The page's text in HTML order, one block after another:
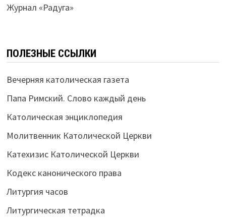
Журнал «Радуга»
ПОЛЕЗНЫЕ ССЫЛКИ
Вечерняя католическая газета
Папа Римский. Слово каждый день
Католическая энциклопедия
Молитвенник Католической Церкви
Катехизис Католической Церкви
Кодекс канонического права
Литургия часов
Литургическая тетрадка